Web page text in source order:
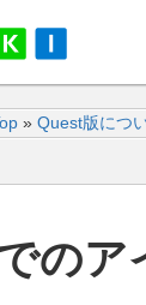
» Quest版につ
のア